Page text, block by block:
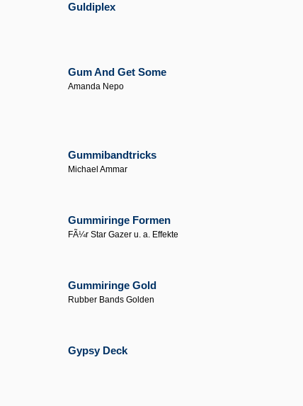
Guldiplex
Gum And Get Some
Amanda Nepo
Gummibandtricks
Michael Ammar
Gummiringe Formen
FÃ¼r Star Gazer u. a. Effekte
Gummiringe Gold
Rubber Bands Golden
Gypsy Deck